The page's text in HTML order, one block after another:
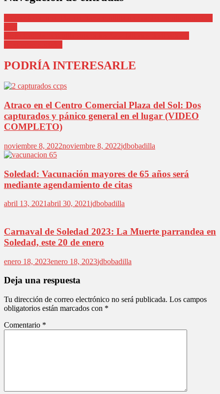
PODRÍA INTERESARLE
Atraco en el Centro Comercial Plaza del Sol: Dos
capturados y pánico general en el lugar (VIDEO
COMPLETO)
noviembre 8, 2022noviembre 8, 2022jdbobadilla
Soledad: Vacunación mayores de 65 años será
mediante agendamiento de citas
abril 13, 2021abril 30, 2021jdbobadilla
Carnaval de Soledad 2023: La Muerte parrandea en
Soledad, este 20 de enero
enero 18, 2023enero 18, 2023jdbobadilla
Deja una respuesta
Tu dirección de correo electrónico no será publicada. Los campos
obligatorios están marcados con *
Comentario *